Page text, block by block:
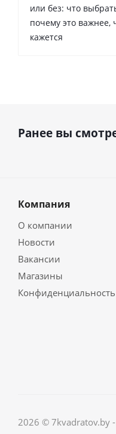
или без: что
почему это важнее,
кажется
Ранее вы
Компания
О компании
Новости
Вакансии
Магазины
Конфиденциальность
2026 © 7kvadratov.by